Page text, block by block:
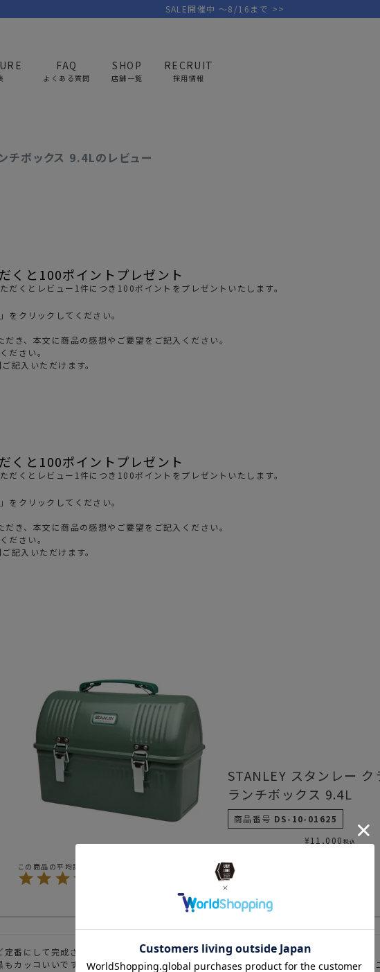
APPAREL
アパレル
キャップ/帽子
サングラス/メガネ
時計
その他
寝具
フィールドギア
FAQ
よくある質問
SHOP
店舗一覧
RECRUIT
採用情報
SALE開催中 ～8/16まで >>
スタンレー クラシック ランチボックス 9.4Lのレビュー
チボックス 9.4Lのレビュー
くと100ポイントプレゼント
だくとレビュー1件につき100ポイントをプレゼントいたします。
をクリックしてください。
き、本文に商品の感想やご要望をご記入ください。
ださい。
記入いただけます。
くと100ポイントプレゼント
だくとレビュー1件につき100ポイントをプレゼントいたします。
をクリックしてください。
き、本文に商品の感想やご要望をご記入ください。
ださい。
記入いただけます。
STANLEY スタンレー ク
ランチボックス 9.4L
商品番号 DS-10-01625
¥11,000 税込
1件中 1-1件表示
定番にして完成された逸品だと思います。
もカッコいいですが、この色とデザインは他のアイテムを邪魔せずに存在感もある唯一無